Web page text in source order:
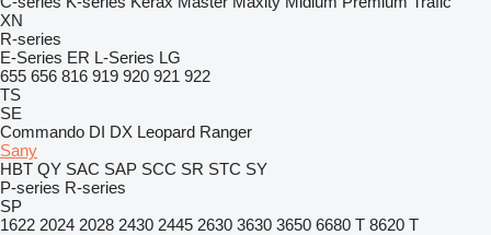
XN
R-series
E-Series ER L-Series LG
655 656 816 919 920 921 922
TS
SE
Commando DI DX Leopard Ranger
Sany
HBT QY SAC SAP SCC SR STC SY
P-series R-series
SP
1622 2024 2028 2430 2445 2630 3630 3650 6680 T 8620 T